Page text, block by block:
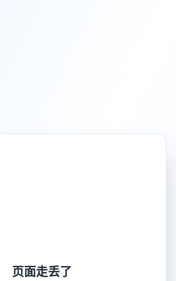
页面走丢了